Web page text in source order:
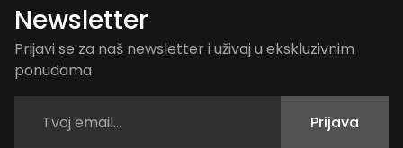
Newsletter
Prijavi se za naš newsletter i uživaj u ekskluzivnim
ponudama
Prijava